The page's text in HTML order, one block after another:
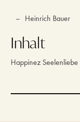
– Heinrich Bauer
Inhalt
Happinez Seelenliebe